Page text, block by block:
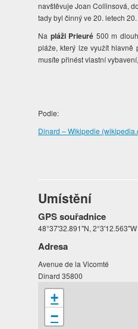
navštěvuje Joan Collinsová,
tady byl činný ve 20. letech
Na pláži Prieuré 500 m
pláže, který lze využít
musíte přinést vlastní
Podle:
Dinard – Wikipedie
Umístění
GPS souřadnice
48°37'32.891"N, 2°3'12.563"W
Adresa
Avenue de la Vicomté
Dinard 35800
+
−